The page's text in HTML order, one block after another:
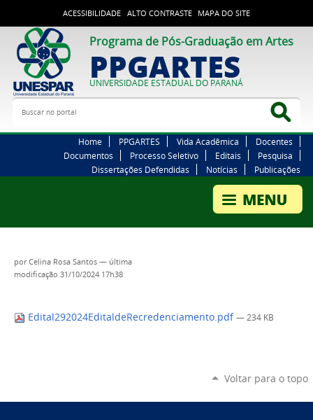
ACESSIBILIDADE ALTO CONTRASTE MAPA DO SITE
Programa de Pós-Graduação em Artes
PPGARTES
UNIVERSIDADE ESTADUAL DO PARANÁ
Buscar no portal
Home PPGARTES Vida Acadêmica
Docentes
Documentos
Processo Seletivo Editais
Pesquisa
Dissertações Defendidas
Notícias Publicações
porCelina Rosa Santos — última
modificação 31/10/2024 17h38
Edital292024EditaldeRecredenciamento.pdf — 234 KB
Voltar para o topo